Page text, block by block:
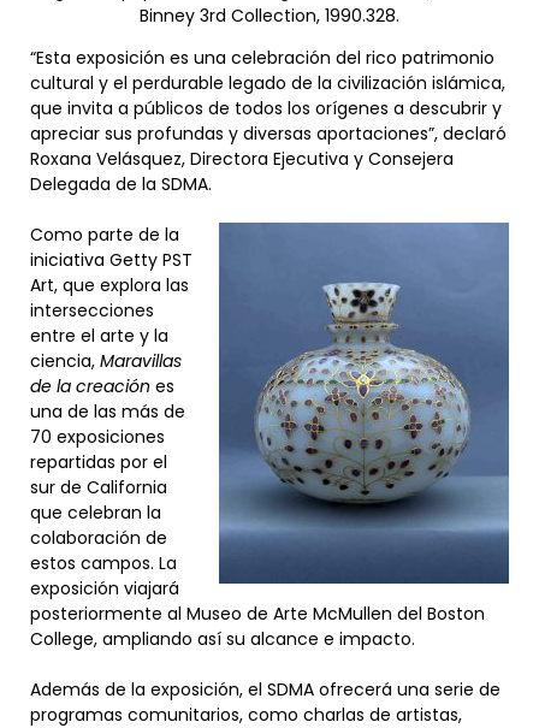
Binney 3rd Collection, 1990.328.
“Esta exposición es una celebración del rico patrimonio
cultural y el perdurable legado de la civilización islámica,
que invita a públicos de todos los orígenes a descubrir y
apreciar sus profundas y diversas aportaciones”, declaró
Roxana Velásquez, Directora Ejecutiva y Consejera
Delegada de la SDMA.
Como parte de la
iniciativa Getty PST
Art, que explora las
intersecciones
entre el arte y la
ciencia, Maravillas
de la creación es
una de las más de
70 exposiciones
repartidas por el
sur de California
que celebran la
colaboración de
estos campos. La
exposición viajará
posteriormente al Museo de Arte McMullen del Boston
College, ampliando así su alcance e impacto.
Además de la exposición, el SDMA ofrecerá una serie de
programas comunitarios, como charlas de artistas,